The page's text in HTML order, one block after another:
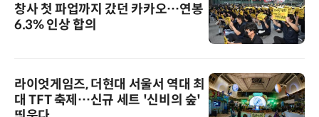
창사 첫 파업까지 갔던 카카오…연봉
6.3% 인상 합의
라이엇게임즈, 더현대 서울서 역대 최
대 TFT 축제…신규 세트 '신비의 숲'